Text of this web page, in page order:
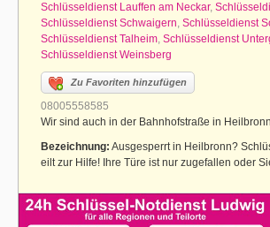
Schlüsseldienst Lauffen am Neckar,
Schlüsseldienst Schwaigern, Schlüsseldienst
Schlüsseldienst Talheim, Schlüsseldienst
Schlüsseldienst Weinsberg
Zu Favoriten hinzufügen
08005558585
Wir sind auch in der Bahnhofstraße in
Bezeichnung: Ausgesperrt in Heilbronn?
eilt zur Hilfe! Ihre Türe ist nur zugefallen oder